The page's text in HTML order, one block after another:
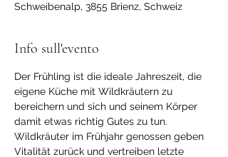
Schweibenalp, 3855 Brienz, Schweiz
Info sull'evento
Der Frühling ist die ideale Jahreszeit, die
eigene Küche mit Wildkräutern zu
bereichern und sich und seinem Körper
damit etwas richtig Gutes zu tun.
Wildkräuter im Frühjahr genossen geben
Vitalität zurück und vertreiben letzte